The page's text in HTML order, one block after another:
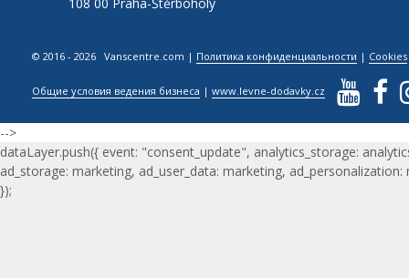
© 2016 - 2026 Vanscentre.com | Политика конфиденциальности | Cookies
Общие условия ведения бизнеса |www.levne-dodavky.cz
-->
dataLayer.push({ event: "consent_update", analytics_storage:
ad_storage: marketing, ad_user_data: marketing, ad_personalization:
});